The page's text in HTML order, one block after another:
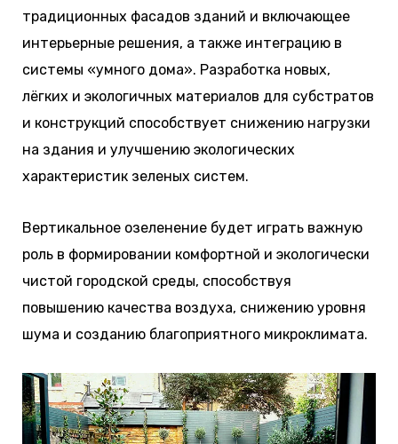
традиционных фасадов зданий и включающее
интерьерные решения, а также интеграцию в
системы «умного дома». Разработка новых,
лёгких и экологичных материалов для субстратов
и конструкций способствует снижению нагрузки
на здания и улучшению экологических
характеристик зеленых систем.
Вертикальное озеленение будет играть важную
роль в формировании комфортной и экологически
чистой городской среды, способствуя
повышению качества воздуха, снижению уровня
шума и созданию благоприятного микроклимата.